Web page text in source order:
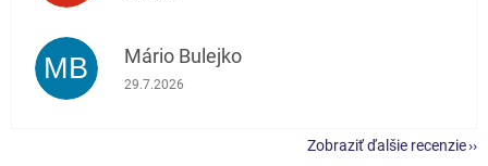
MB Mário Bulejko
Hodnotenie obchodu je 5 z 5 hviezdičiek.
29.7.2026
Zobraziť ďalšie recenzie